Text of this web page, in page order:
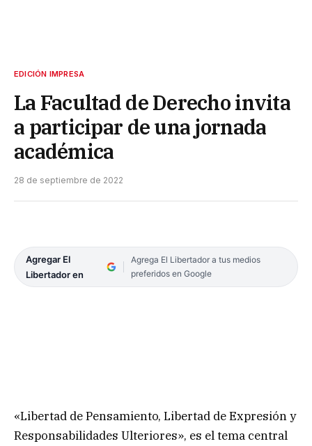
EDICIÓN IMPRESA
La Facultad de Derecho invita
a participar de una jornada
académica
28 de septiembre de 2022
Agregar El
Libertador en
Agrega El Libertador a tus medios
preferidos en Google
«Libertad de Pensamiento, Libertad de Expresión y
Responsabilidades Ulteriores», es el tema central